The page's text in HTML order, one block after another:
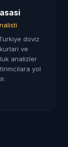
doviz
ve
analizler
yol